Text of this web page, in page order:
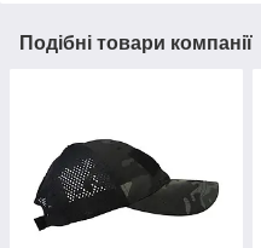
Подібні товари компанії